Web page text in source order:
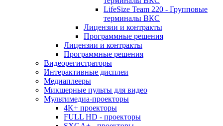
LifeSize Team 220 - Групповые
терминалы ВКС
Лицензии и контракты
Программные решения
Лицензии и контракты
Программные решения
Видеорегистраторы
Интерактивные дисплеи
Медиаплееры
Микшерные пульты для видео
Мультимедиа-проекторы
4K+ проекторы
FULL HD - проекторы